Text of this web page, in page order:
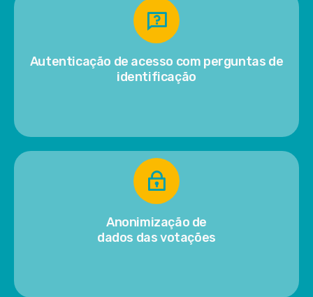
Autenticação de acesso com perguntas de
identificação
Anonimização de
dados das votações